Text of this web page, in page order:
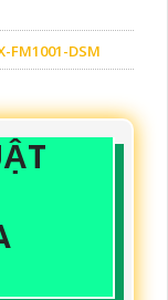
FM1001-DSM